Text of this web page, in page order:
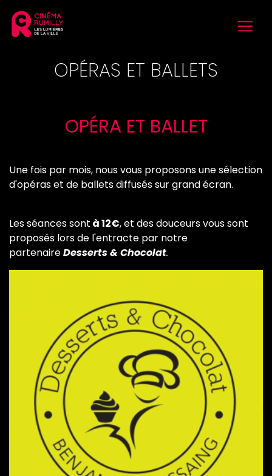
OPÉRAS ET BALLETS
OPÉRA ET BALLET
Une fois par mois, nous vous proposons une sélection
d'opéras et de ballets diffusés sur grand écran.
Les séances sont à 12€, et des douceurs vous sont
proposés lors de l'entracte par notre
partenaireDesserts & Chocolat.